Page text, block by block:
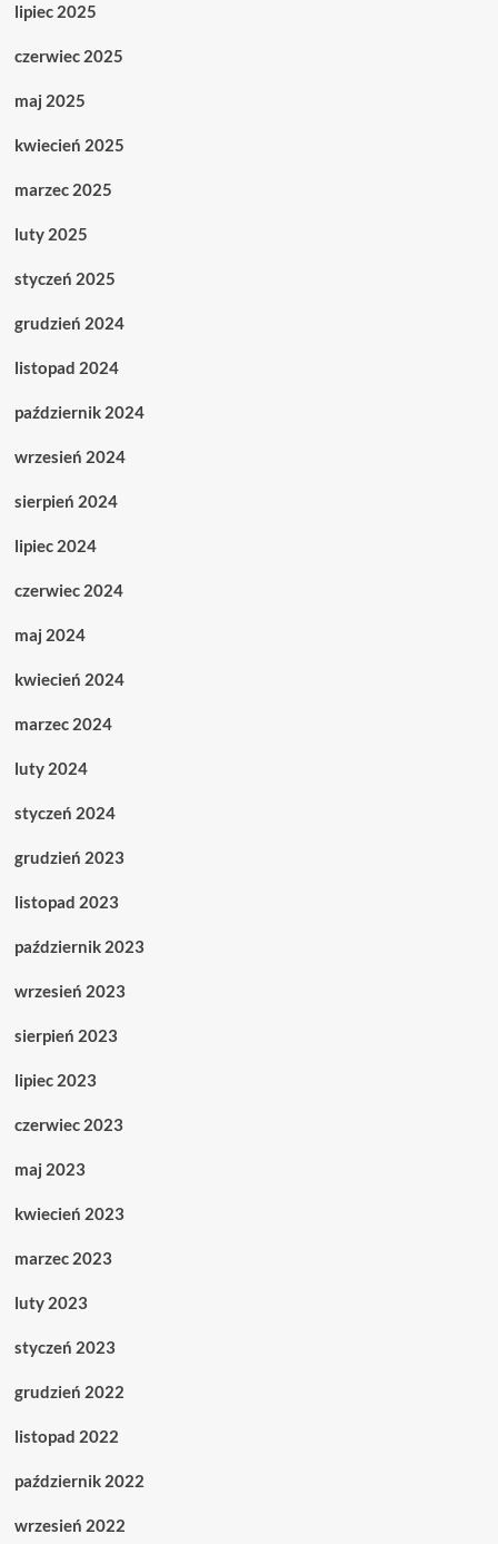
lipiec 2025
czerwiec 2025
maj 2025
kwiecień 2025
marzec 2025
luty 2025
styczeń 2025
grudzień 2024
listopad 2024
październik 2024
wrzesień 2024
sierpień 2024
lipiec 2024
czerwiec 2024
maj 2024
kwiecień 2024
marzec 2024
luty 2024
styczeń 2024
grudzień 2023
listopad 2023
październik 2023
wrzesień 2023
sierpień 2023
lipiec 2023
czerwiec 2023
maj 2023
kwiecień 2023
marzec 2023
luty 2023
styczeń 2023
grudzień 2022
listopad 2022
październik 2022
wrzesień 2022